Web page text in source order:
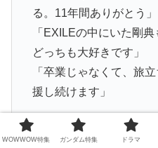
る。11年間ありがとう」
「EXILEの中にいた剛
どっちも大好きです」
「卒業じゃなくて、旅
援し続けます」
WOWWOW特集 ガンダム特集 ドラマ